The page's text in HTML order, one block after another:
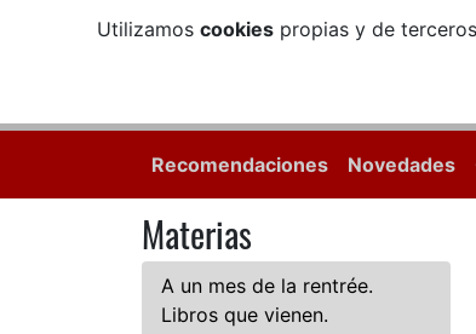
Utilizamos cookiespropias y de
Recomendaciones Novedades
Materias
A un mes de la rentrée.
Libros que vienen.